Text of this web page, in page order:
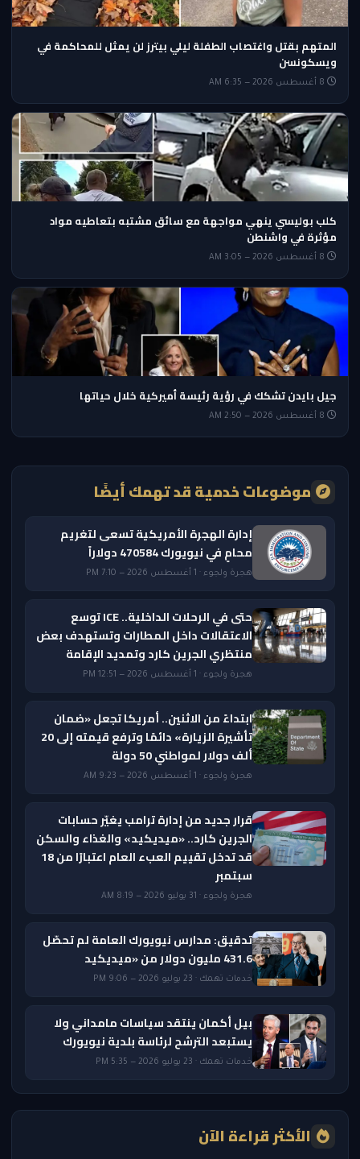
المتهم بقتل واغتصاب الطفلة ليلي بيترز لن يمثل للمحاكمة في
ويسكونسن
كلب بوليسي ينهي مواجهة مع سائق مشتبه بتعاطيه مواد
مؤثرة في واشنطن
جيل بايدن تشكك في رؤية رئيسة أميركية خلال حياتها
موضوعات خدمية قد تهمك أيضًا
إدارة الهجرة الأمريكية تسعى لتغريم
محامٍ في نيويورك 470584 دولاراً
هجرة ولجوء · 1 أغسطس 2026 — 7:10 PM
حتى في الرحلات الداخلية.. ICE توسع
الاعتقالات داخل المطارات وتستهدف بعض
منتظري الجرين كارد وتمديد الإقامة
هجرة ولجوء · 1 أغسطس 2026 — 12:51 PM
ابتداءً من الاثنين.. أمريكا تجعل «ضمان
تأشيرة الزيارة» دائمًا وترفع قيمته إلى 20
ألف دولار لمواطني 50 دولة
هجرة ولجوء · 1 أغسطس 2026 — 9:23 AM
قرار جديد من إدارة ترامب يغيّر حسابات
الجرين كارد.. «ميديكيد» والغذاء والسكن
قد تدخل تقييم العبء العام اعتبارًا من 18
سبتمبر
هجرة ولجوء · 31 يوليو 2026 — 8:19 AM
تدقيق: مدارس نيويورك العامة لم تحصّل
431.6 مليون دولار من «ميديكيد
خدمات تهمك · 23 يوليو 2026 — 9:06 PM
بيل أكمان ينتقد سياسات مامداني ولا
يستبعد الترشح لرئاسة بلدية نيويورك
خدمات تهمك · 23 يوليو 2026 — 5:35 PM
الأكثر قراءة الآن